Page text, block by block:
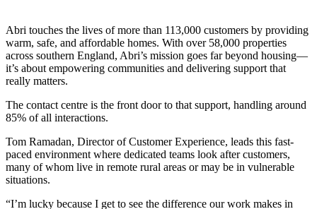
Abri touches the lives of more than 113,000 customers by providing
warm, safe, and affordable homes. With over 58,000 properties
across southern England, Abri’s mission goes far beyond housing—
it’s about empowering communities and delivering support that
really matters.
The contact centre is the front door to that support, handling around
85% of all interactions.
Tom Ramadan, Director of Customer Experience, leads this fast-
paced environment where dedicated teams look after customers,
many of whom live in remote rural areas or may be in vulnerable
situations.
“I’m lucky because I get to see the difference our work makes in